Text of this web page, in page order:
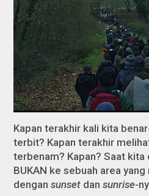
Kapan terakhir kali kita
terbit? Kapan terakhir
terbenam? Kapan? Saat kita
BUKAN ke sebuah area
dengansunset dansunrise-